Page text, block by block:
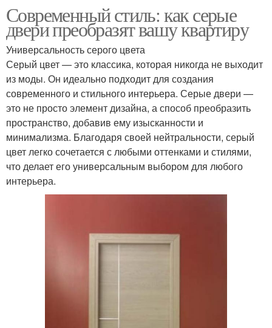
Современный стиль: как серые
двери преобразят вашу квартиру
Универсальность серого цвета
Серый цвет — это классика, которая никогда не выходит
из моды. Он идеально подходит для создания
современного и стильного интерьера. Серые двери —
это не просто элемент дизайна, а способ преобразить
пространство, добавив ему изысканности и
минимализма. Благодаря своей нейтральности, серый
цвет легко сочетается с любыми оттенками и стилями,
что делает его универсальным выбором для любого
интерьера.